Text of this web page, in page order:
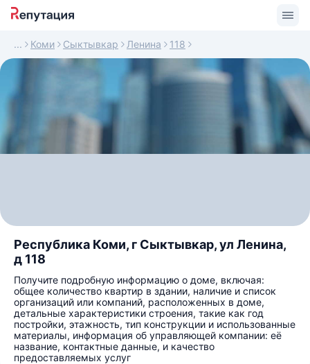
Коми Сыктывкар Ленина 118
Республика Коми, г Сыктывкар, ул Ленина,
д 118
Получите подробную информацию о доме, включая:
общее количество квартир в здании, наличие и список
организаций или компаний, расположенных в доме,
детальные характеристики строения, такие как год
постройки, этажность, тип конструкции и использованные
материалы, информация об управляющей компании: её
название, контактные данные, и качество
предоставляемых услуг